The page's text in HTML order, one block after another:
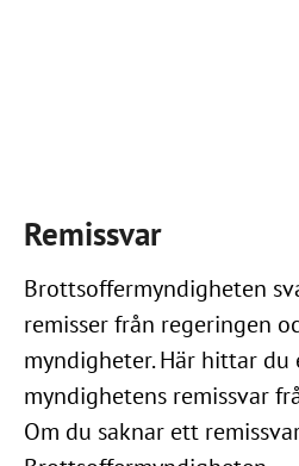
Remissvar
Brottsoffermyndigheten
remisser från regeringen
myndigheter. Här hittar
myndighetens remissvar
Om du saknar ett